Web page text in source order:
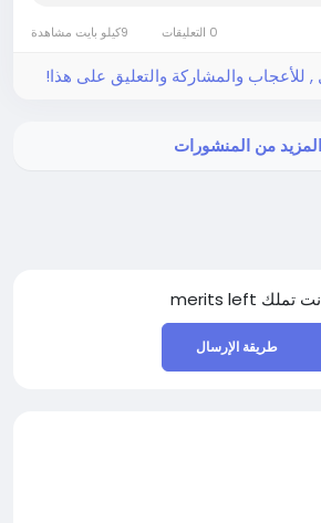
للأعجاب والمشاركة والتعليق على هذا!
المزيد من المنشورات
تملك merits left
طريقة الإرسال